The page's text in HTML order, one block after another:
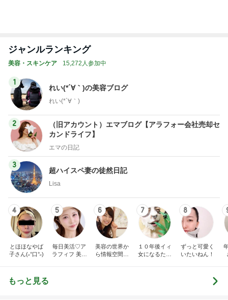
ジャンルランキング
美容・スキンケア 15,272人参加中
1
れい(*´∀｀)の美容ブログ
れい(*´∀｀)
2
（旧アカウント）エマブログ【アラフォー会社売却セ
カンドライフ】
エマの日記
3
超ハイスペ妻の徒然日記
Lisa
4
とほほなやば
子さん(˶°口°˶)
5
毎日美活♡ア
ラフィフ 美容
6
美容の世界か
ら情報空間の
7
１０年後イィ
女になるため
8
ずっと可愛く
いたいねん！
もっと見る